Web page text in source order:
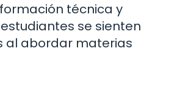
técnica y
se sienten
al abordar materias